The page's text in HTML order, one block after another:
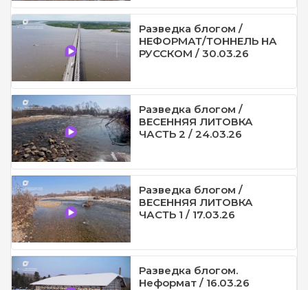
Разведка блогом /
НЕФОРМАТ/ТОННЕЛЬ НА
РУССКОМ / 30.03.26
Разведка блогом /
ВЕСЕННЯЯ ЛИТОВКА
ЧАСТЬ 2 / 24.03.26
Разведка блогом /
ВЕСЕННЯЯ ЛИТОВКА
ЧАСТЬ 1 / 17.03.26
Разведка блогом.
Неформат / 16.03.26